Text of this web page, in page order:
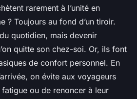
rarement à l’unité en
? Toujours au fond d’un tiroir.
quotidien, mais devenir
quitte son chez-soi. Or, ils font
de confort personnel. En
on évite aux voyageurs
ou de renoncer à leur